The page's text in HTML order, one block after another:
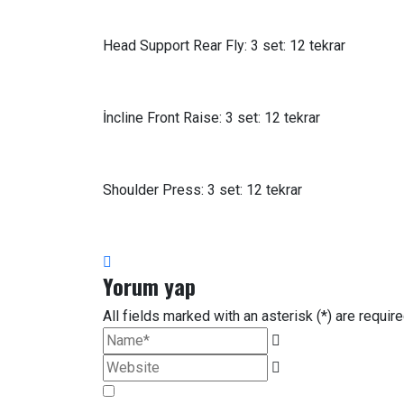
Head Support Rear Fly: 3 set: 12 tekrar
İncline Front Raise: 3 set: 12 tekrar
Shoulder Press: 3 set: 12 tekrar
Yorum yap
All fields marked with an asterisk (*) are